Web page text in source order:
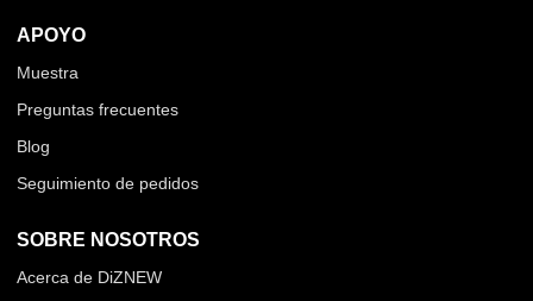
APOYO
Muestra
Preguntas frecuentes
Blog
Seguimiento de pedidos
SOBRE NOSOTROS
Acerca de DiZNEW